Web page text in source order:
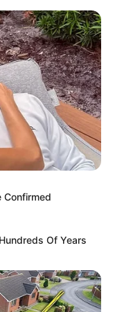
Menu
Confirmed
Of Years